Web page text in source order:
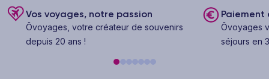
Vos voyages, notre passion
Ôvoyages, votre créateur de souvenirs
depuis 20 ans !
Paiement
Ôvoyages
séjours en